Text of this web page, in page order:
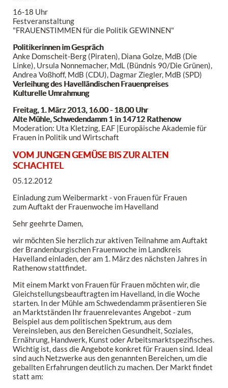
16-18 Uhr
Festveranstaltung
"FRAUENSTIMMEN für die Politik GEWINNEN"
Politikerinnen im Gespräch
Anke Domscheit-Berg (Piraten), Diana Golze, MdB (Die
Linke), Ursula Nonnemacher, MdL (Bündnis 90/Die Grünen),
Andrea Voßhoff, MdB (CDU), Dagmar Ziegler, MdB (SPD)
Verleihung des Havelländischen Frauenpreises
Kulturelle Umrahmung
Freitag, 1. März 2013, 16.00 - 18.00 Uhr
Alte Mühle, Schwedendamm 1 in 14712 Rathenow
Moderation: Uta Kletzing, EAF |Europäische Akademie für
Frauen in Politik und Wirtschaft
VOM JUNGEN GEMÜSE BIS ZUR ALTEN
SCHACHTEL
05.12.2012
Einladung zum Weibermarkt - von Frauen für Frauen
zum Auftakt der Frauenwoche im Havelland
Sehr geehrte Damen,
wir möchten Sie herzlich zur aktiven Teilnahme am Auftakt
der Brandenburgischen Frauenwoche im Landkreis
Havelland einladen, der am 1. März des nächsten Jahres in
Rathenow stattfindet.
Mit einem Markt von Frauen für Frauen möchten wir, die
Gleichstellungsbeauftragten im Havelland, in die Woche
starten. In der Mühle am Schwedendamm präsentieren Sie
an Marktständen Ihr frauenrelevantes Angebot - zum
Beispiel aus dem politischen Spektrum, aus dem
Vereinsleben, aus den Bereichen Gesundheit, Soziales,
Ernährung, Handwerk, Kunst oder Arbeitsmarktspezifisches.
Wichtig ist, dass die Angebote konkret für Frauen sind. Ideal
sind auch Netzwerke aus den genannten Bereichen, um die
geballten Erfahrungen deutlich zu machen. Der Markt findet
statt am: